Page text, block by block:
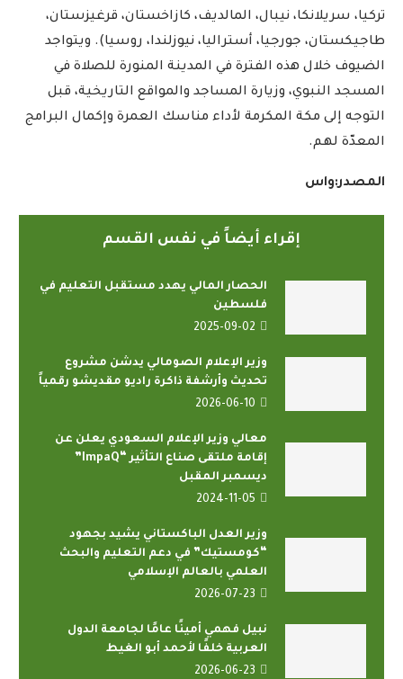
تركيا، سريلانكا، نيبال، المالديف، كازاخستان، قرغيزستان،
طاجيكستان، جورجيا، أستراليا، نيوزلندا، روسيا). ويتواجد
الضيوف خلال هذه الفترة في المدينة المنورة للصلاة في
المسجد النبوي، وزيارة المساجد والمواقع التاريخية، قبل
التوجه إلى مكة المكرمة لأداء مناسك العمرة وإكمال البرامج
المعدّة لهم.
المصدر:واس
إقراء أيضاً في نفس القسم
الحصار المالي يهدد مستقبل التعليم في
فلسطين
2025-09-02
وزير الإعلام الصومالي يدشن مشروع
تحديث وأرشفة ذاكرة راديو مقديشو رقمياً
2026-06-10
معالي وزير الإعلام السعودي يعلن عن
إقامة ملتقى صناع التأثير “ImpaQ”
ديسمبر المقبل
2024-11-05
وزير العدل الباكستاني يشيد بجهود
“كومستيك” في دعم التعليم والبحث
العلمي بالعالم الإسلامي
2026-07-23
نبيل فهمي أمينًا عامًا لجامعة الدول
العربية خلفًا لأحمد أبو الغيط
2026-06-23